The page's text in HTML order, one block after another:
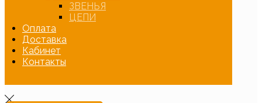
ЗВЕНЬЯ
ЦЕПИ
Оплата
Доставка
Кабинет
Контакты